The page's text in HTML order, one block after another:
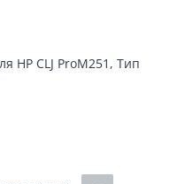
HP CLJ ProM251, Тип